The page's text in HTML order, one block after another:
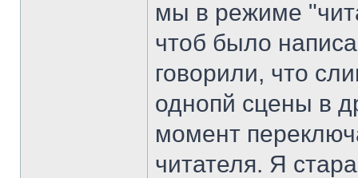
мы в режиме
чтоб было
говорили, что
однопй сцены в
момент
читателя. Я